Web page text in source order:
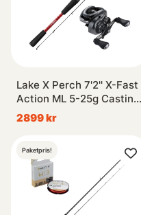
Lake X Perch 7'2'' X-Fast
Action ML 5-25g Casting
Combo
2899 kr
Paketpris!